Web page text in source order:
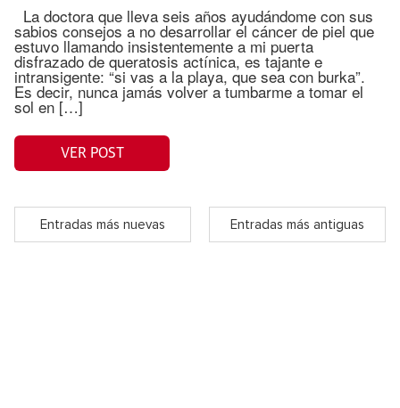
La doctora que lleva seis años ayudándome con sus
sabios consejos a no desarrollar el cáncer de piel que
estuvo llamando insistentemente a mi puerta
disfrazado de queratosis actínica, es tajante e
intransigente: “si vas a la playa, que sea con burka”.
Es decir, nunca jamás volver a tumbarme a tomar el
sol en […]
VER POST
Entradas más nuevas Entradas más antiguas